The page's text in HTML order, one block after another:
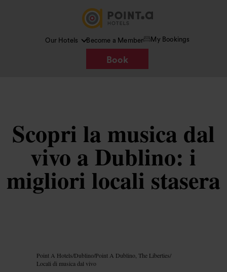
Our Hotels Become a Member My Bookings
Book
Scopri la musica dal
vivo a Dublino: i
migliori locali stasera
Point A Hotels/Dublino/Point A Dublino, The Liberties/
Locali di musica dal vivo